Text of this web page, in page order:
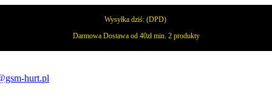
Wysyłka dziś: (DPD)
Darmowa Dostawa od 40zł min. 2 produkty
hurt.pl